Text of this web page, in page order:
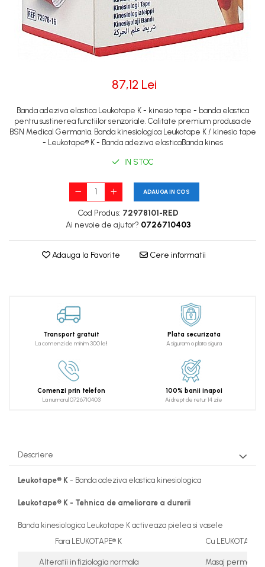
87,12 Lei
Banda adeziva elastica Leukotape K - kinesio tape - banda elastica
pentru sustinerea functiilor senzoriale. Calitate premium produsa de
BSN Medical Germania. Banda kinesiologica Leukotape K / kinesio tape
- Leukotape® K - Banda adeziva elasticaBanda kines
IN STOC
ADAUGA IN COS
Cod Produs: 72978101-RED
Ai nevoie de ajutor? 0726710403
Adauga la Favorite Cere informatii
Transport gratuit
La comenzi de minim 300 lei!
Plata securizata
Asiguram o plata sigura
Comenzi prin telefon
La numarul 0726710403
100% banii inapoi
Ai drept de retur 14 zile
Descriere
Leukotape® K - Banda adeziva elastica kinesiologica
Leukotape® K - Tehnica de ameliorare a durerii
Banda kinesiologica Leukotape K activeaza pielea si vasele
Fara LEUKOTAPE® K
Cu LEUKOTAPE®
Alteratii in fiziologia normala
Masaj